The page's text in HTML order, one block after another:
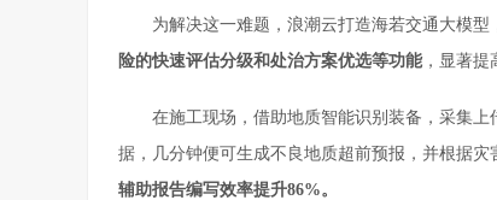
为解决这一难题，浪潮云打造海若交通大模
险的快速评估分级和处治方案优选等功能，显著提
在施工现场，借助地质智能识别装备，采集
据，几分钟便可生成不良地质超前预报，并根据灾
辅助报告编写效率提升86%。